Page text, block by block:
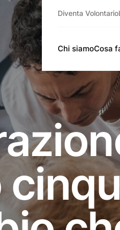
Chi siamoCosa
Diventa Volontario